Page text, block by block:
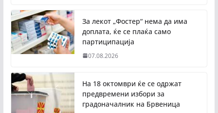
За лекот „Фостер“ нема да има
доплата, ќе се плаќа само
партиципација
07.08.2026
На 18 октомври ќе се одржат
предвремени избори за
градоначалник на Брвеница